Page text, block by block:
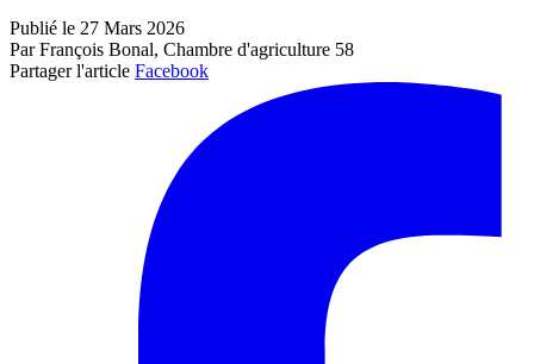
Publié le 27 Mars 2026
Par François Bonal, Chambre d'agriculture 58
Partager l'article Facebook